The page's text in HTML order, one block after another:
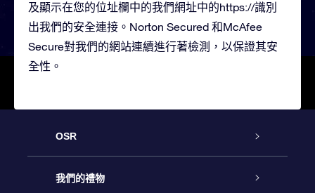
及顯示在您的位址欄中的我們網址中的https://識別
出我們的安全連接。Norton Secured 和McAfee
Secure對我們的網站連續進行著檢測，以保證其安
全性。
OSR
客戶服務
我們的禮物